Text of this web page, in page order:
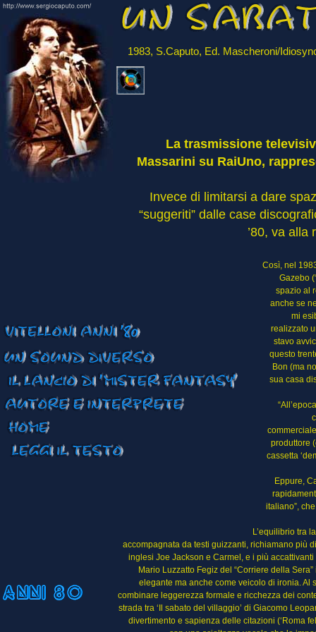
1983, S.Caputo, Ed. Mascheroni/
La trasmissione
Massarini su RaiUno,
Invece di limitarsi a dare
“suggeriti” dalle case
’80, va alla
Così, nel
Gazebo
spazio al
anche se
mi
realizzato
stavo
questo
Bon (ma
sua casa
produttore
cassetta
Eppure,
italiano”,
L’equilibrio tra
accompagnata da testi guizzanti, richiamano più
inglesi Joe Jackson e Carmel, e i più
Mario Luzzatto Fegiz del “Corriere della
elegante ma anche come veicolo di ironia. Al
combinare leggerezza formale e ricchezza dei
strada tra ‘Il sabato del villaggio’ di Giacomo
divertimento e sapienza delle citazioni (‘Roma